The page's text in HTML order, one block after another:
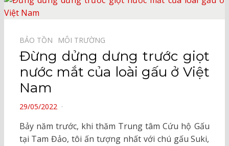
BẢO TỒN⠀ MÔI TRƯỜNG⠀
Đừng dửng dưng trước giọt
nước mắt của loài gấu ở Việt
Nam
POSTED
29/05/2022
Bảy năm trước, khi thăm Trung tâm Cứu hộ Gấu
tại Tam Đảo, tôi ấn tượng nhất với chú gấu Suki,